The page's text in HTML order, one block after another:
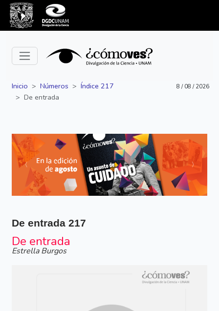
Inicio Números
Índice 217
De entrada
8 / 08 / 2026
Siguiente Anterior
De entrada 217
De entrada
Estrella Burgos